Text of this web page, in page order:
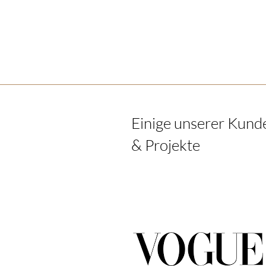
Einige unserer
& Projekte